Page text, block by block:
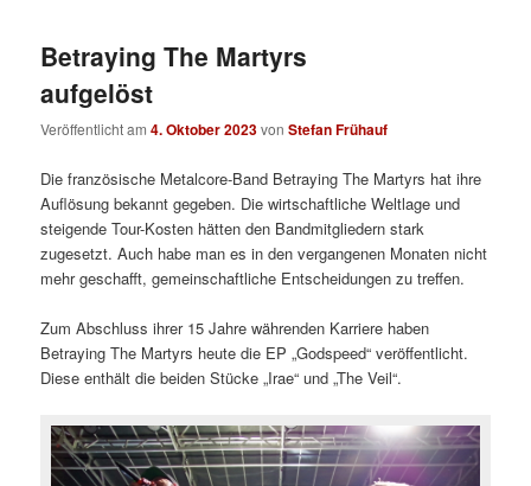
Betraying The Martyrs
aufgelöst
Veröffentlicht am4. Oktober 2023vonStefan Frühauf
Die französische Metalcore-Band Betraying The Martyrs hat ihre
Auflösung bekannt gegeben. Die wirtschaftliche Weltlage und
steigende Tour-Kosten hätten den Bandmitgliedern stark
zugesetzt. Auch habe man es in den vergangenen Monaten nicht
mehr geschafft, gemeinschaftliche Entscheidungen zu treffen.
Zum Abschluss ihrer 15 Jahre währenden Karriere haben
Betraying The Martyrs heute die EP „Godspeed“ veröffentlicht.
Diese enthält die beiden Stücke „Irae“ und „The Veil“.